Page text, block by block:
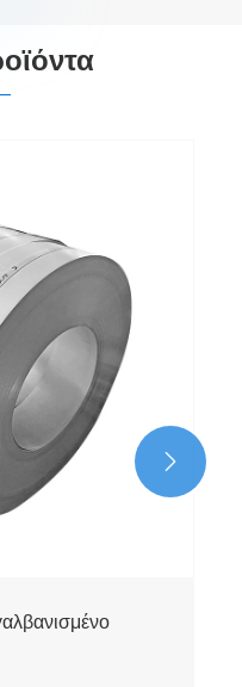
πηνίο με
